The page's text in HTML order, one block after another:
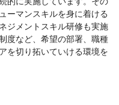
ーマンスキルを身に着ける
ジメントスキル研修も実施
度など、希望の部署、職種
を切り拓いていける環境を